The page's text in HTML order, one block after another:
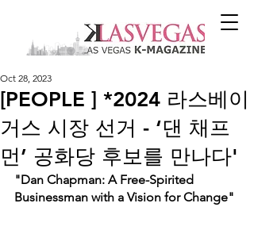
[PEOPLE ] *2024 라스베이
거스 시장 선거 - ‘댄 채프
먼’ 공화당 후보를 만나다'
Oct 28, 2023
"Dan Chapman: A Free-Spirited
Businessman with a Vision for Change"